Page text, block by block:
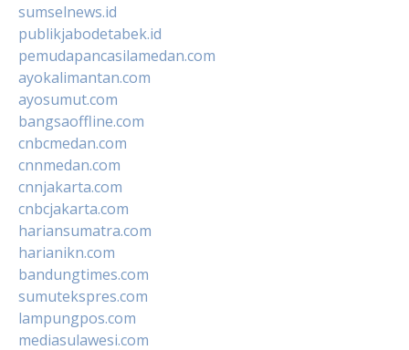
sumselnews.id
publikjabodetabek.id
pemudapancasilamedan.com
ayokalimantan.com
ayosumut.com
bangsaoffline.com
cnbcmedan.com
cnnmedan.com
cnnjakarta.com
cnbcjakarta.com
hariansumatra.com
harianikn.com
bandungtimes.com
sumutekspres.com
lampungpos.com
mediasulawesi.com